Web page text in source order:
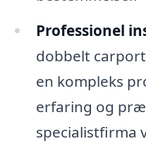
Professionel
dobbelt
en kompleks
erfaring og
specialistfirma